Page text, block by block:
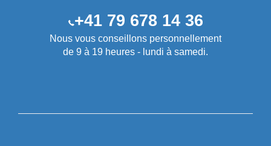
+41 79 678 14 36
Nous vous conseillons personnellement
de 9 à 19 heures - lundi à samedi.